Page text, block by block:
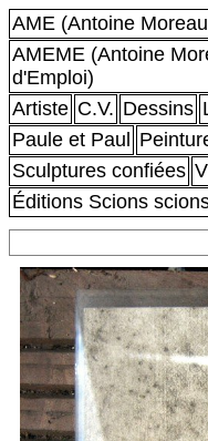
AME (Antoine
AMEME (Antoine
d'Emploi)
Artiste C.V. Dessins
Paule et Paul
Sculptures confiées
Éditions Scions